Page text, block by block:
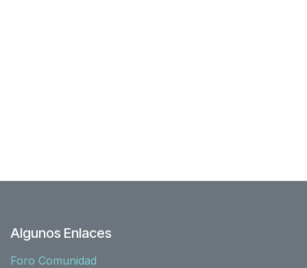
Algunos Enlaces
Foro Comunidad